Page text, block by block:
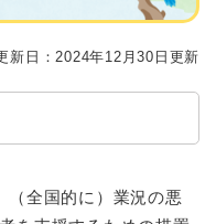
新日：2024年12月30日更新
全国的に）業況の悪